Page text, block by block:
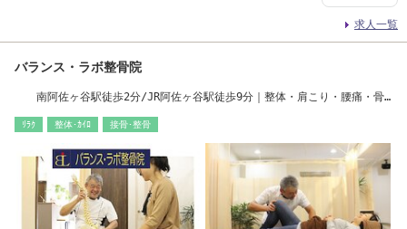
求人一覧
バランス・ラボ整骨院
南阿佐ヶ谷駅徒歩2分/JR阿佐ヶ谷駅徒歩9分｜整体・肩こり・腰痛・骨
ﾘﾗｸ 整体･ｶｲﾛ 接骨･整骨